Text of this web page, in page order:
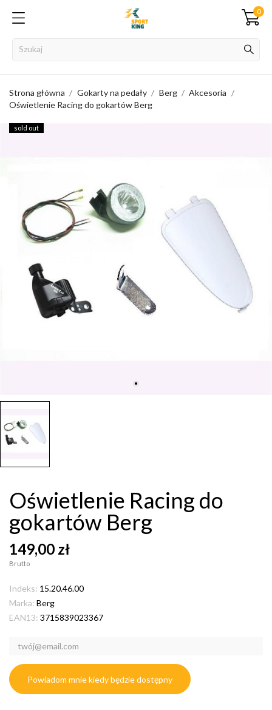
0
Strona główna Gokarty na pedały Berg
Akcesoria
Oświetlenie Racing do gokartów Berg
sold out
Oświetlenie Racing do
gokartów Berg
149,00 zł
Brutto
Indeks: 15.20.46.00
Marka: Berg
EAN13: 3715839023367
Powiadom mnie kiedy będzie dostępny